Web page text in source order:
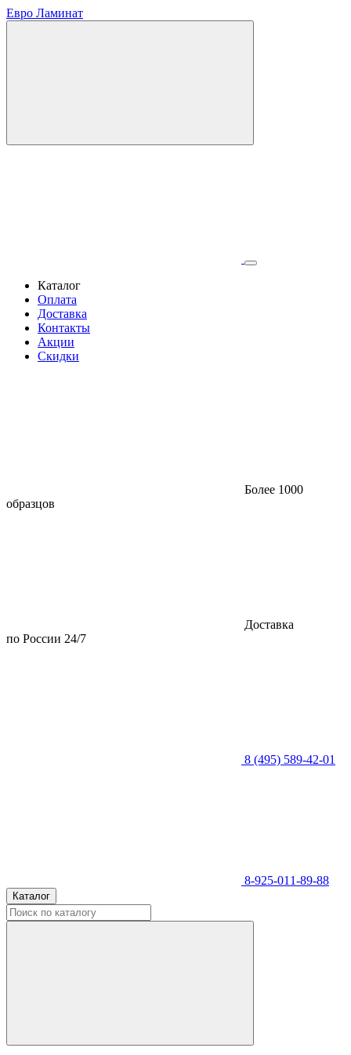
Евро Ламинат
Каталог
Оплата
Доставка
Контакты
Акции
Скидки
Более 1000
образцов
Доставка
по России 24/7
8 (495) 589-42-01
8-925-011-89-88
Каталог